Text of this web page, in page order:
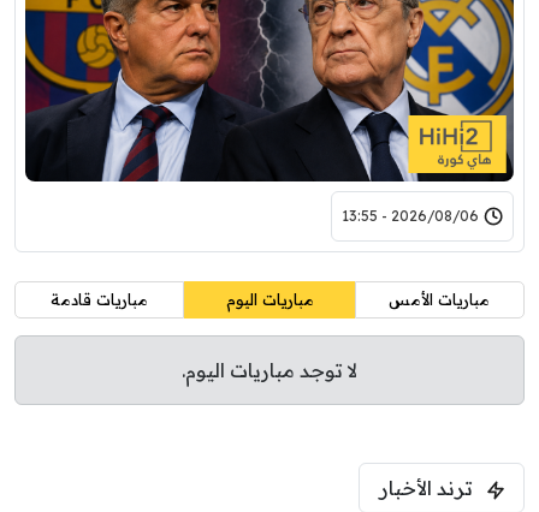
2026/08/06 - 13:55
مباريات الأمس مباريات اليوم مباريات قادمة
لا توجد مباريات اليوم.
ترند الأخبار